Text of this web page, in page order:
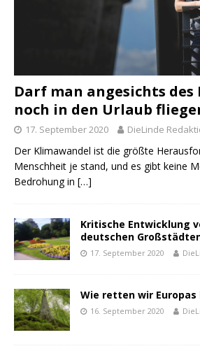
Darf man angesichts
noch in den Urlaub
17. September 2020 DieLinde
Der Klimawandel ist die größte
Menschheit je stand, und es gibt keine
Bedrohung in […]
Kritische Entwicklung
deutschen
17. September 2020
Wie retten wir
16. September 2020